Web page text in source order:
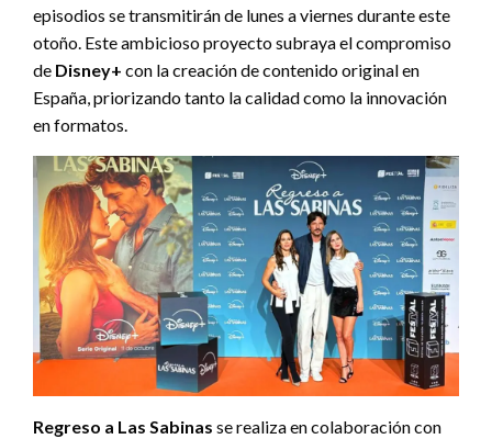
episodios se transmitirán de lunes a viernes durante este
otoño. Este ambicioso proyecto subraya el compromiso
de Disney+ con la creación de contenido original en
España, priorizando tanto la calidad como la innovación
en formatos.
Regreso a Las Sabinas se realiza en colaboración con